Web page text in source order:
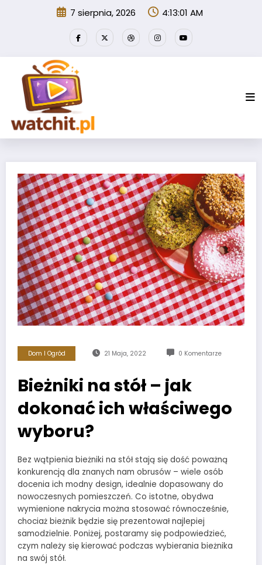
7 sierpnia, 2026 4:13:02 AM
Dom I Ogród 21 Maja, 2022 0 Komentarze
Bieżniki na stół – jak
dokonać ich właściwego
wyboru?
Bez wątpienia bieżniki na stół stają się dość poważną
konkurencją dla znanych nam obrusów – wiele osób
docenia ich modny design, idealnie dopasowany do
nowoczesnych pomieszczeń. Co istotne, obydwa
wymienione nakrycia można stosować równocześnie,
chociaż bieżnik będzie się prezentował najlepiej
samodzielnie. Poniżej, postaramy się podpowiedzieć,
czym należy się kierować podczas wybierania bieżnika
na swój stół.